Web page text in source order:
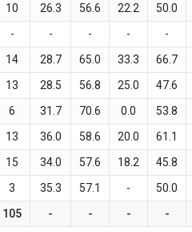
10 26.3 56.6 22.2 50.0
- - - - -
14 28.7 65.0 33.3 66.7
13 28.5 56.8 25.0 47.6
6 31.7 70.6 0.0 53.8
13 36.0 58.6 20.0 61.1
15 34.0 57.6 18.2 45.8
3 35.3 57.1 - 50.0
105 - - - -